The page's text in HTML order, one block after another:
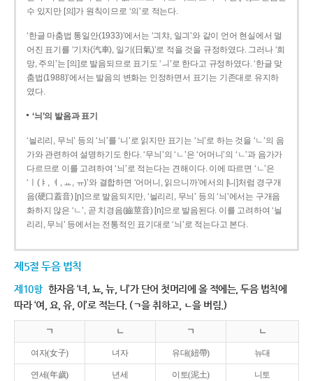
수 있지만 [의]가 원칙이므로 ‘의’로 적는다.
‘한글 마춤법 통일안(1933)’에서는 ‘긔챠, 일긔’와 같이 언어 현실에서 멀
어진 표기를 ‘기차(汽車), 일기(日氣)’로 적을 것을 규정하였다. 그러나 ‘희
망, 주의’는 [의]로 발음되므로 표기도 ‘ㅢ’로 한다고 규정하였다. ‘한글 맞
춤법(1988)’에서는 발음의 변화는 인정하면서 표기는 기존대로 유지하
였다.
‘늬’의 발음과 표기
‘늴리리, 무늬’ 등의 ‘늬’를 ‘니’로 읽지만 표기는 ‘늬’로 하는 것을 ‘ㄴ’의 음
가와 관련하여 설명하기도 한다. ‘무늬’의 ‘ㄴ’은 ‘어머니’의 ‘ㄴ’과 음가가
다르므로 이를 고려하여 ‘늬’로 적는다는 견해이다. 이에 따르면 ‘ㄴ’은
‘ㅣ(ㅑ, ㅕ, ㅛ, ㅠ)’와 결합하면 ‘어머니, 읽으니까’에서의 [니]처럼 경구개
음(硬口蓋音) [ɲ]으로 발음되지만, ‘늴리리, 무늬’ 등의 ‘늬’에서는 구개음
화하지 않은 ‘ㄴ’, 곧 치경음(齒莖音) [n]으로 발음된다. 이를 고려하여 ‘늴
리리, 무늬’ 등에서는 전통적인 표기대로 ‘늬’로 적는다고 본다.
제5절 두음 법칙
제10항 한자음 ‘녀, 뇨, 뉴, 니’가 단어 첫머리에 올 적에는, 두음 법칙에
따라 ‘여, 요, 유, 이’로 적는다. (ㄱ을 취하고, ㄴ을 버림.)
ㄱ ㄴ ㄱ ㄴ
여자(女子) 녀자 유대(紐帶) 뉴대
연세(年歲) 년세 이토(泥土) 니토